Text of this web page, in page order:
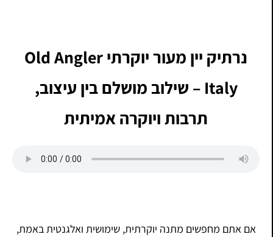
נרתיק יין מעור יוקרתי Old Angler
Italy – שילוב מושלם בין עיצוב,
תרבות ויוקרה אמיתית
אם אתם מחפשים מתנה יוקרתית, שימושית ואלגנטית באמת,